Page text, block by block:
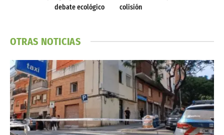
debate ecológico
colisión
OTRAS NOTICIAS